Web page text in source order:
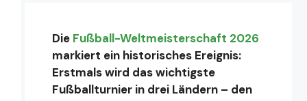
Die Fußball-Weltmeisterschaft 2026
markiert ein historisches Ereignis:
Erstmals wird das wichtigste
Fußballturnier in drei Ländern – den